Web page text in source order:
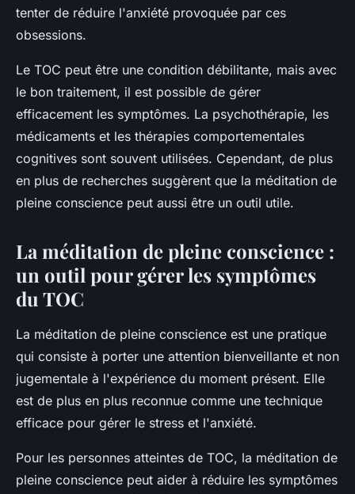
tenter de réduire l'anxiété provoquée par ces
obsessions.
Le TOC peut être une condition débilitante, mais avec
le bon traitement, il est possible de gérer
efficacement les symptômes. La psychothérapie, les
médicaments et les thérapies comportementales
cognitives sont souvent utilisées. Cependant, de plus
en plus de recherches suggèrent que la méditation de
pleine conscience peut aussi être un outil utile.
La méditation de pleine conscience :
un outil pour gérer les symptômes
du TOC
La méditation de pleine conscience est une pratique
qui consiste à porter une attention bienveillante et non
jugementale à l'expérience du moment présent. Elle
est de plus en plus reconnue comme une technique
efficace pour gérer le stress et l'anxiété.
Pour les personnes atteintes de TOC, la méditation de
pleine conscience peut aider à réduire les symptômes